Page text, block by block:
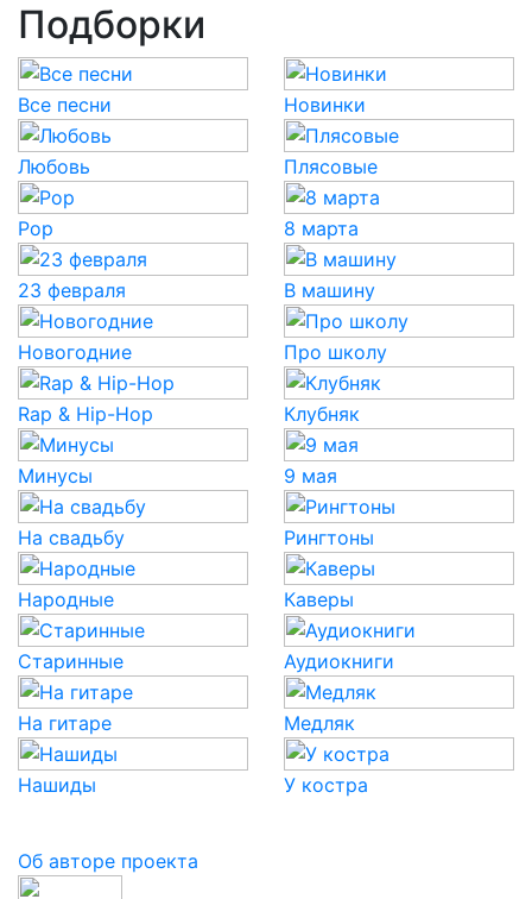
Подборки
Все песни Новинки
Любовь Плясовые
Pop 8 марта
23 февраля В машину
Новогодние Про школу
Rap & Hip-Hop Клубняк
Минусы 9 мая
На свадьбу Рингтоны
Народные Каверы
Старинные Аудиокниги
На гитаре Медляк
Нашиды У костра
Об авторе проекта